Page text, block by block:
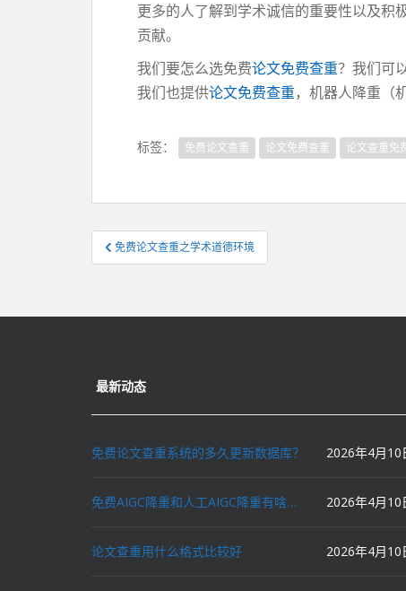
更多的人了解到学术诚信的重要性以及积
贡献。
我们要怎么选免费论文免费查重？我们可
我们也提供论文免费查重，机器人降重（
标签： 免费论文查重 论文免费查重 论文查重免
文
章
航
免费论文查重之学术道德环境
最新动态
免费论文查重系统的多久更新数据库？ 2026年4月10
免费AIGC降重和人工AIGC降重有啥区别？ 2026年4月10
论文查重用什么格式比较好 2026年4月10